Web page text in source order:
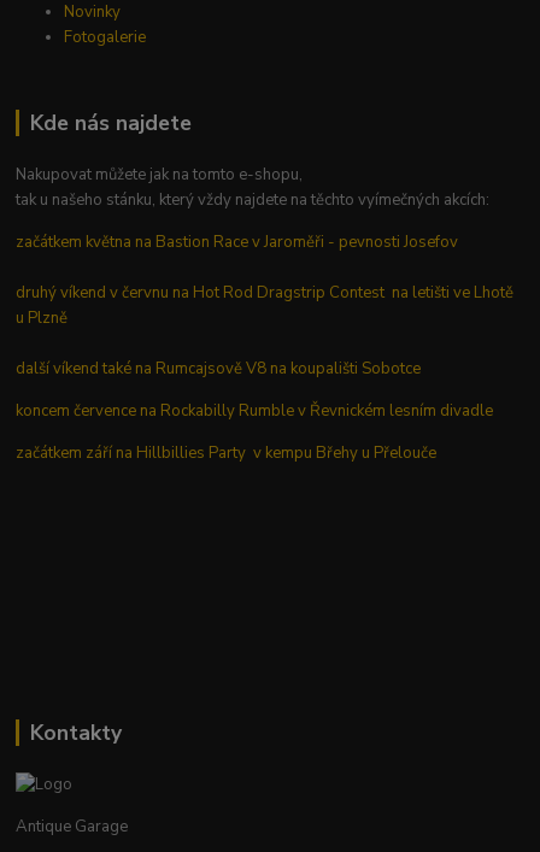
Novinky
Fotogalerie
Kde nás najdete
Nakupovat můžete jak na tomto e-shopu,
tak u našeho stánku, který vždy najdete na těchto vyímečných akcích:
začátkem května na Bastion Race v Jaroměři - pevnosti Josefov
druhý víkend v červnu na Hot Rod Dragstrip Contest na letišti ve Lhotě
u Plzně
další víkend také na Rumcajsově V8 na koupališti Sobotce
koncem července na Rockabilly Rumble v Řevnickém lesním divadle
začátkem září na Hillbillies Party v kempu Břehy u Přelouče
Kontakty
Antique Garage